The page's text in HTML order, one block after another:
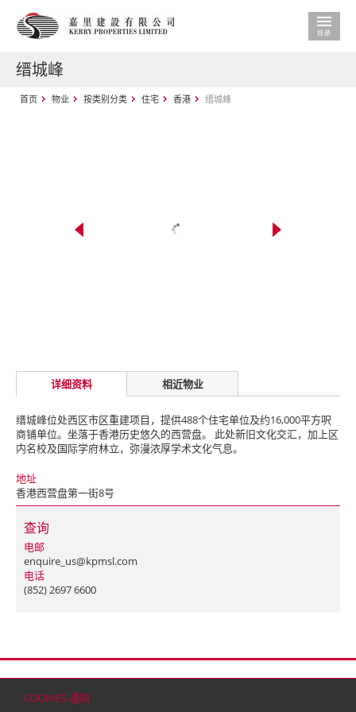
COOKIES 通知
缙城峰
首页 物业 按类别分类 住宅 香港 缙城峰
详细资料 相近物业
缙城峰位处西区市区重建项目，提供488个住宅单位及约16,000平方呎
商铺单位。坐落于香港历史悠久的西营盘。 此处新旧文化交汇，加上区
内名校及国际学府林立，弥漫浓厚学术文化气息。
地址
香港西营盘第一街8号
查询
电邮
enquire_us@kpmsl.com
电话
(852) 2697 6600
© 2026 嘉里建设有限公司 (于百慕达注册成立之有限公司)